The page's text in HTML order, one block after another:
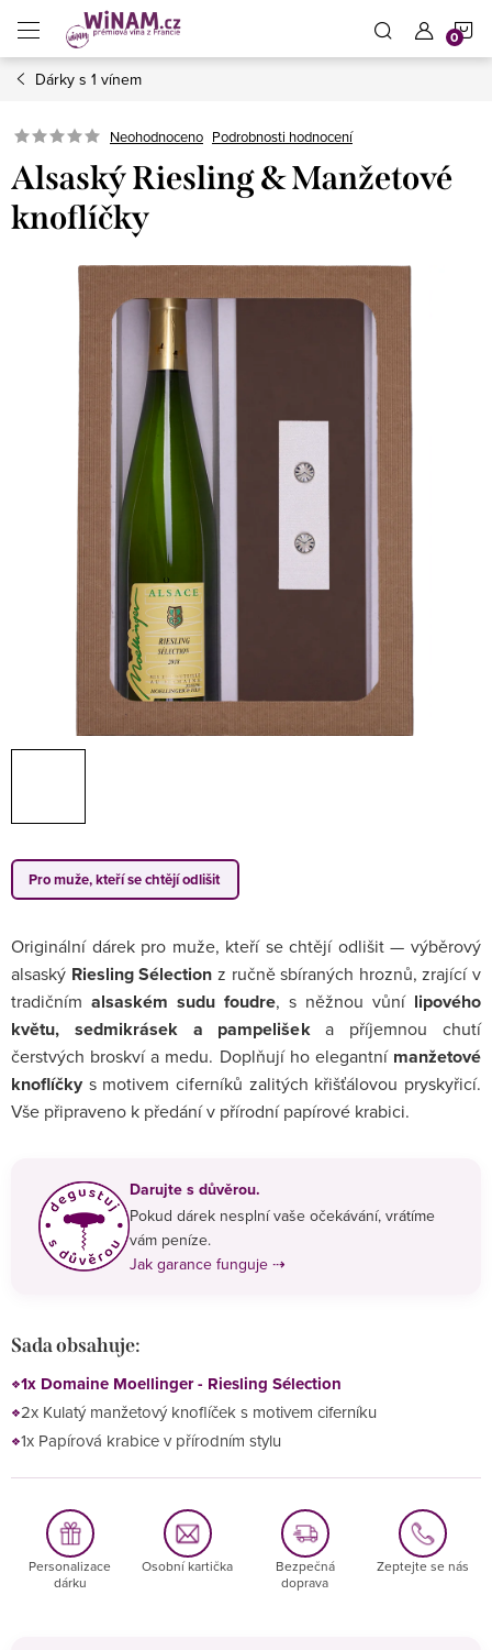
obsah
Dárky s 1 vínem
Neohodnoceno Podrobnosti hodnocení
Alsaský Riesling & Manžetové
knoflíčky
Pro muže, kteří se chtějí odlišit
Originální dárek pro muže, kteří se chtějí odlišit — výběrový
alsaský Riesling Sélection z ručně sbíraných hroznů, zrající v
tradičním alsaském sudu foudre, s něžnou vůní lipového
květu, sedmikrásek a pampelišeka příjemnou chutí
čerstvých broskví a medu. Doplňují ho elegantní manžetové
knoflíčky s motivem ciferníků zalitých křišťálovou pryskyřicí.
Vše připraveno k předání v přírodní papírové krabici.
Darujte s důvěrou.
Pokud dárek nesplní vaše očekávání, vrátíme
vám peníze.
Jak garance funguje ⇢
Sada obsahuje:
1x Domaine Moellinger - Riesling Sélection
2x Kulatý manžetový knoflíček s motivem ciferníku
1x Papírová krabice v přírodním stylu
Personalizace
dárku
Osobní kartička
Bezpečná
doprava
Zeptejte se nás